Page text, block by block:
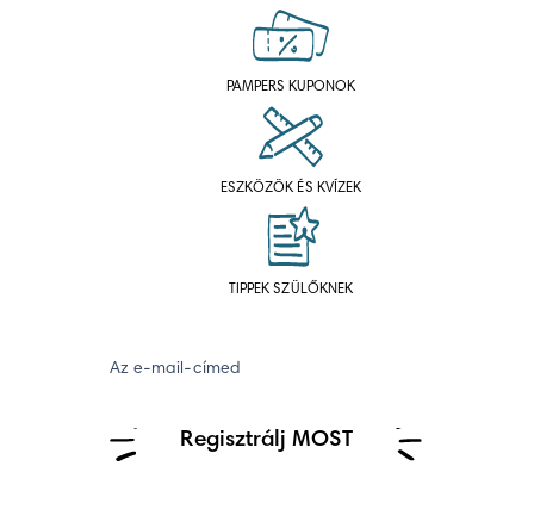
PAMPERS KUPONOK
ESZKÖZÖK ÉS KVÍZEK
TIPPEK SZÜLŐKNEK
Az e-mail-címed
Regisztrálj MOST